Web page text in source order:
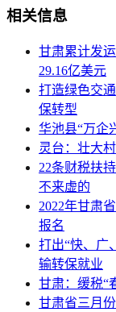
相关信息
甘肃累计发
29.16亿美元
打造绿色交
保转型
华池县“万企
灵台：壮大
22条财税扶
不来虚的
2022年甘肃
报名
打出“快、广
输转保就业
甘肃：缓税“
甘肃省三月